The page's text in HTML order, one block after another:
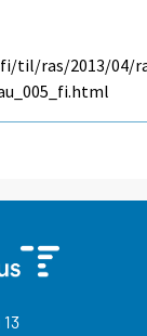
til/ras/2013/04/
13